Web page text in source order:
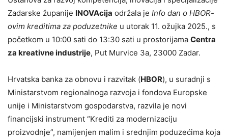
Zadarske županije INOVAcija održala je Info dan o HBOR-
ovim kreditima za poduzetnike u utorak 11. ožujka 2025., s
početkom u 10:00 sati do 13:30 sati u prostorijama Centra
za kreativne industrije, Put Murvice 3a, 23000 Zadar.
Hrvatska banka za obnovu i razvitak (HBOR), u suradnji s
Ministarstvom regionalnoga razvoja i fondova Europske
unije i Ministarstvom gospodarstva, razvila je novi
financijski instrument “Krediti za modernizaciju
proizvodnje”, namijenjen malim i srednjim poduzećima koja